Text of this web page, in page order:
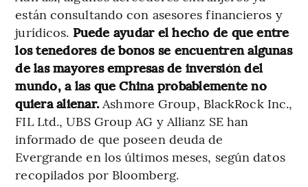
están consultando con asesores financieros y
jurídicos. Puede ayudar el hecho de que entre
los tenedores de bonos se encuentren algunas
de las mayores empresas de inversión del
mundo, a las que China probablemente no
quiera alienar. Ashmore Group, BlackRock Inc.,
FIL Ltd., UBS Group AG y Allianz SE han
informado de que poseen deuda de
Evergrande en los últimos meses, según datos
recopilados por Bloomberg.